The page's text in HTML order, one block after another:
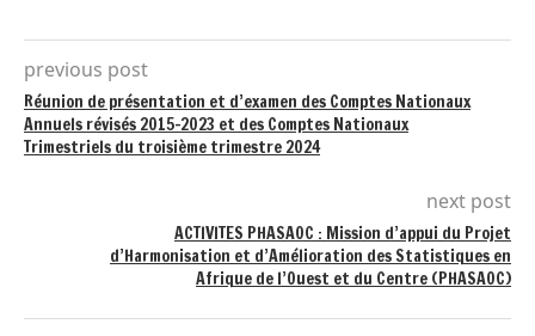
previous post
Réunion de présentation et d’examen des Comptes Nationaux
Annuels révisés 2015-2023 et des Comptes Nationaux
Trimestriels du troisième trimestre 2024
next post
ACTIVITES PHASAOC : Mission d’appui du Projet
d’Harmonisation et d’Amélioration des Statistiques en
Afrique de l’Ouest et du Centre (PHASAOC)